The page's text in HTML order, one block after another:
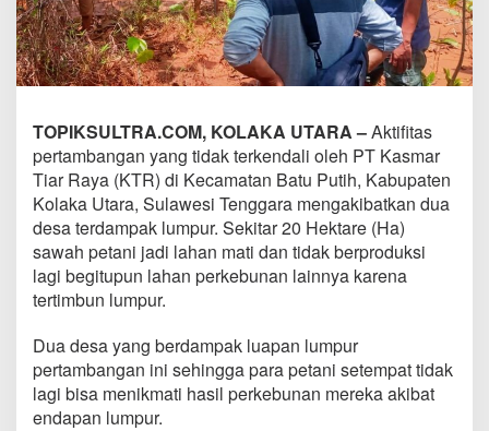
TOPIKSULTRA.COM, KOLAKA UTARA –Aktifitas
pertambangan yang tidak terkendali oleh PT Kasmar
Tiar Raya (KTR) di Kecamatan Batu Putih, Kabupaten
Kolaka Utara, Sulawesi Tenggara mengakibatkan dua
desa terdampak lumpur. Sekitar 20 Hektare (Ha)
sawah petani jadi lahan mati dan tidak berproduksi
lagi begitupun lahan perkebunan lainnya karena
tertimbun lumpur.
Dua desa yang berdampak luapan lumpur
pertambangan ini sehingga para petani setempat tidak
lagi bisa menikmati hasil perkebunan mereka akibat
endapan lumpur.